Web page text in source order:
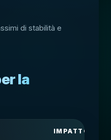
di stabilità e
la
IMPATTO